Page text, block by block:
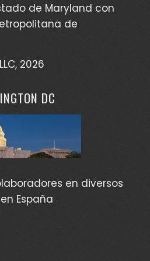
de Maryland con
de
2026
DC
en diversos
España